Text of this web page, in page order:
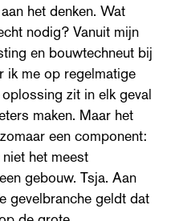
het denken. Wat
nodig? Vanuit mijn
en bouwtechneut bij
ik me op regelmatige
zit in elk geval
maken. Maar het
een component:
het meest
gebouw. Tsja. Aan
gevelbranche geldt dat